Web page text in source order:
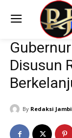
Disusun
By Redaksi Jambi